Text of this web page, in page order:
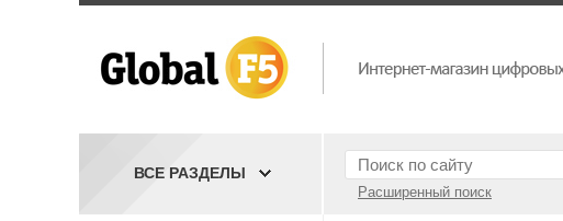
Расширенный поиск
ВСЕ РАЗДЕЛЫ